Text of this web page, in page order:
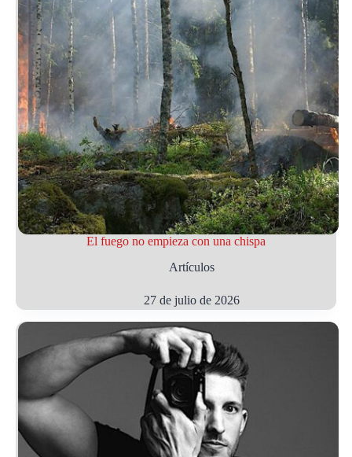
El fuego no empieza con una chispa
Artículos
27 de julio de 2026